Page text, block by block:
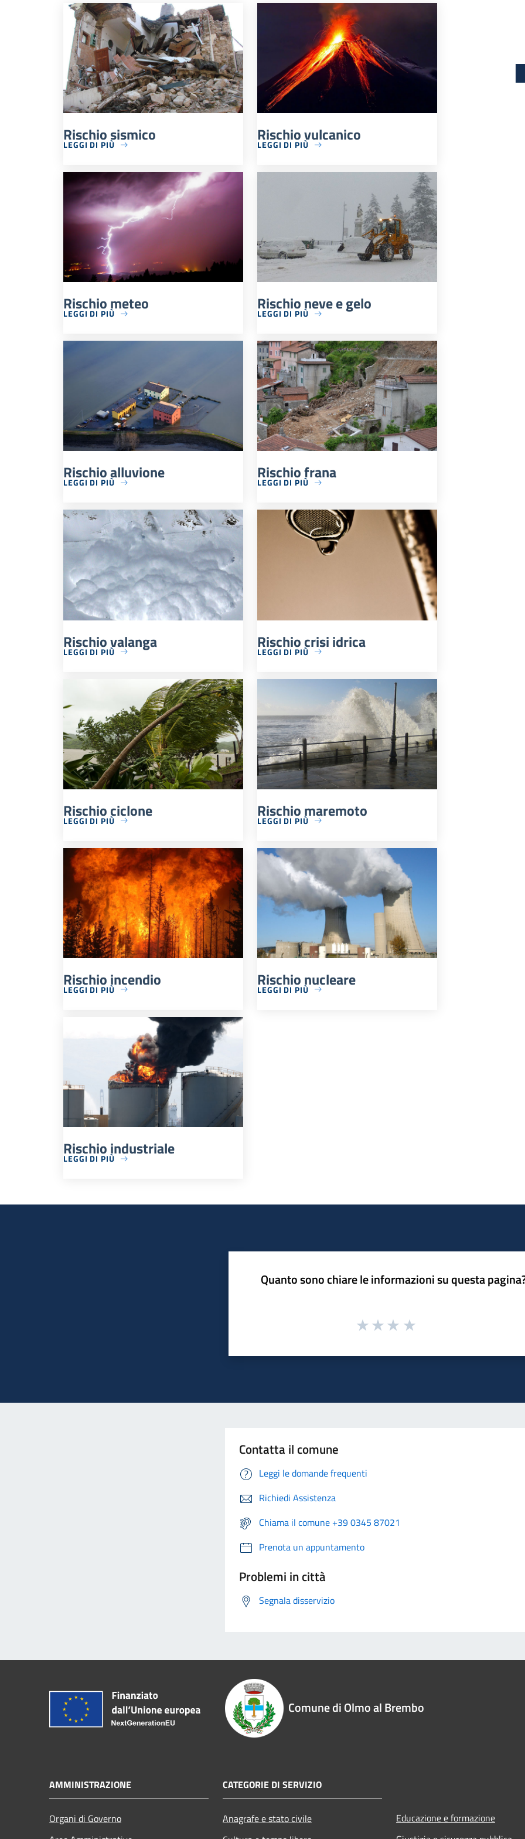
Rischio sismico
LEGGI DI PIÙ Rischio vulcanico
LEGGI DI PIÙ
Rischio meteo
LEGGI DI PIÙ Rischio neve e gelo
LEGGI DI PIÙ
Rischio alluvione
LEGGI DI PIÙ Rischio frana
LEGGI DI PIÙ
Rischio valanga
LEGGI DI PIÙ Rischio crisi idrica
LEGGI DI PIÙ
Rischio ciclone
LEGGI DI PIÙ Rischio maremoto
LEGGI DI PIÙ
Rischio incendio
LEGGI DI PIÙ Rischio nucleare
LEGGI DI PIÙ
Rischio industriale
LEGGI DI PIÙ
Quanto sono chiare le informazioni su questa
Contatta il comune
Leggi le domande frequenti
Richiedi Assistenza
Chiama il comune +39 0345 87021
Prenota un appuntamento
Problemi in città
Segnala disservizio
Comune di Olmo al Brembo
AMMINISTRAZIONE
Organi di Governo
CATEGORIE DI SERVIZIO
Anagrafe e stato civile
Educazione e formazione